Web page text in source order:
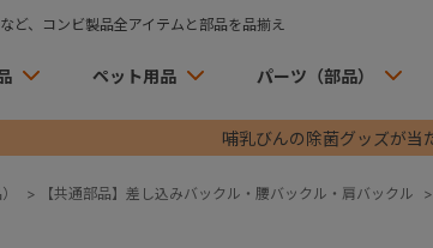
ど、コンビ製品全アイテムと部品を品揃え
ペット用品 パーツ（部品）
哺乳びんの除菌グッズが当
> 【共通部品】差し込みバックル・腰バックル・肩バックル >